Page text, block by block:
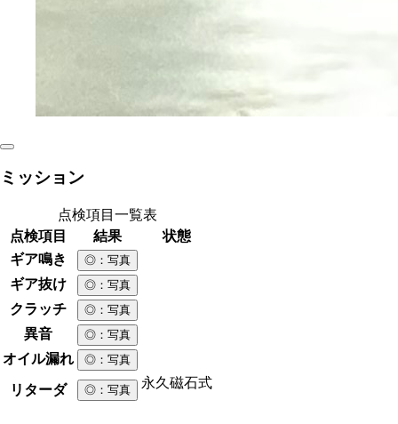
ミッション
点検項目一覧表
点検項目
結果
状態
ギア鳴き
◎ ：写真
ギア抜け ◎ ：写真
クラッチ ◎ ：写真
異音 ◎ ：写真
オイル漏れ ◎ ：写真
リターダ ◎ ：写真 永久磁石式